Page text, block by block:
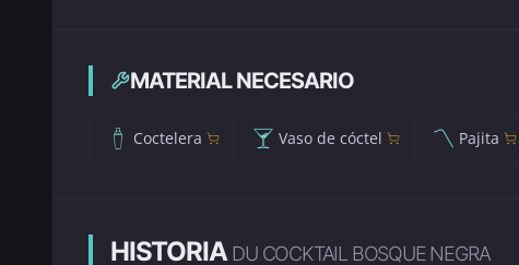
MATERIAL NECESARIO
Coctelera Vaso de cóctel Pajita
HISTORIADU COCKTAIL BOSQUE NEGRA